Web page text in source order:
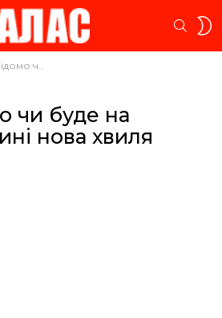
нова хвиля мобілізації
чи буде на
нова хвиля